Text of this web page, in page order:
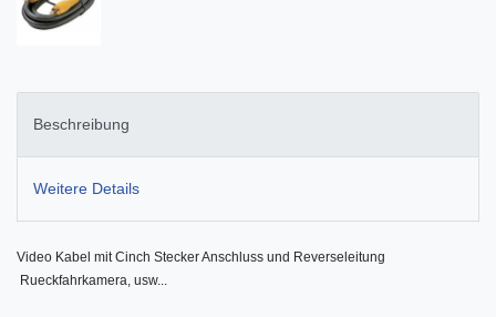
Beschreibung
Weitere Details
Video Kabel mit Cinch Stecker Anschluss und Reverseleitung
Rueckfahrkamera, usw...